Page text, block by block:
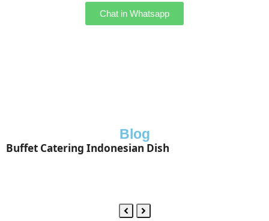
Chat in Whatsapp
Blog
Buffet Catering Indonesian Dish